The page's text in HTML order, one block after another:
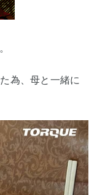
為、母と一緒に